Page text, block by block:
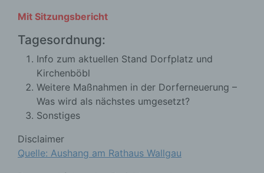
Mit Sitzungsbericht
Tagesordnung:
Info zum aktuellen Stand Dorfplatz und
Kirchenböbl
Weitere Maßnahmen in der Dorferneuerung –
Was wird als nächstes umgesetzt?
Sonstiges
Disclaimer
Quelle: Aushang am Rathaus Wallgau